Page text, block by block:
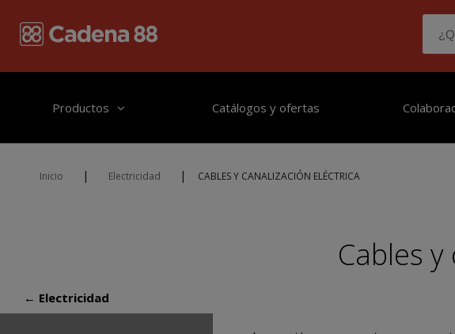
Productos Catálogos y ofertas
Inicio | Electricidad | CABLES Y CANALIZACIÓN ELÉCTRICA
Cables
← Electricidad